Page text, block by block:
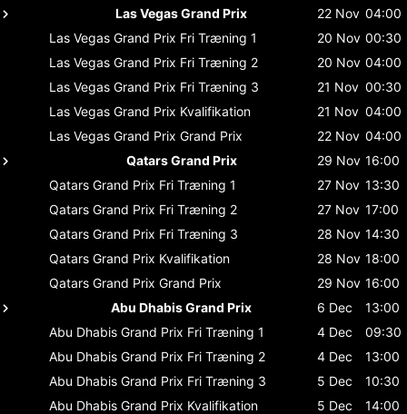
Las Vegas Grand Prix
22 Nov 04:00
Las Vegas Grand Prix Fri Træning 1 20 Nov 00:30
Las Vegas Grand Prix Fri Træning 2 20 Nov 04:00
Las Vegas Grand Prix Fri Træning 3 21 Nov 00:30
Las Vegas Grand Prix Kvalifikation 21 Nov 04:00
Las Vegas Grand Prix Grand Prix 22 Nov 04:00
Qatars Grand Prix
29 Nov 16:00
Qatars Grand Prix Fri Træning 1 27 Nov 13:30
Qatars Grand Prix Fri Træning 2 27 Nov 17:00
Qatars Grand Prix Fri Træning 3 28 Nov 14:30
Qatars Grand Prix Kvalifikation 28 Nov 18:00
Qatars Grand Prix Grand Prix 29 Nov 16:00
Abu Dhabis Grand Prix
6 Dec
13:00
Abu Dhabis Grand Prix Fri Træning 1 4 Dec
09:30
Abu Dhabis Grand Prix Fri Træning 2 4 Dec
13:00
Abu Dhabis Grand Prix Fri Træning 3 5 Dec
10:30
Abu Dhabis Grand Prix Kvalifikation 5 Dec
14:00